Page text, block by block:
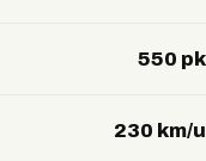
550 pk
230 km/u